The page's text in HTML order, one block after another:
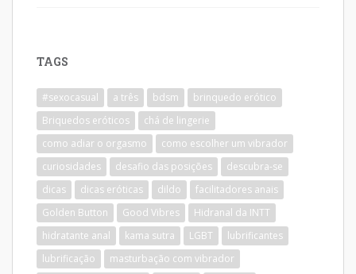
TAGS
#sexocasual a três bdsm
brinquedo erótico
Briquedos eróticos
chá de lingerie
como adiar o orgasmo
como escolher um vibrador
curiosidades
desafio das posições
descubra-se
dicas
dicas eróticas dildo
facilitadores anais
Golden Button
Good Vibres
Hidranal da INTT
hidratante anal
kama sutra LGBT
lubrificantes
lubrificação
masturbação com vibrador